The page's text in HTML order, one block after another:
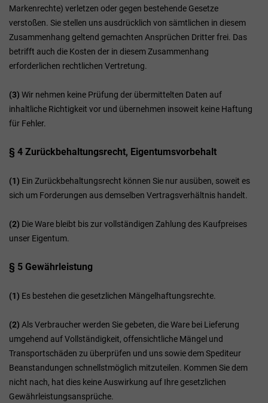
Markenrechte) verletzen oder gegen bestehende Gesetze
verstoßen. Sie stellen uns ausdrücklich von sämtlichen in diesem
Zusammenhang geltend gemachten Ansprüchen Dritter frei. Das
betrifft auch die Kosten der in diesem Zusammenhang
erforderlichen rechtlichen Vertretung.
(3) Wir nehmen keine Prüfung der übermittelten Daten auf
inhaltliche Richtigkeit vor und übernehmen insoweit keine Haftung
für Fehler.
§ 4 Zurückbehaltungsrecht, Eigentumsvorbehalt
(1) Ein Zurückbehaltungsrecht können Sie nur ausüben, soweit es
sich um Forderungen aus demselben Vertragsverhältnis handelt.
(2) Die Ware bleibt bis zur vollständigen Zahlung des Kaufpreises
unser Eigentum.
§ 5 Gewährleistung
(1) Es bestehen die gesetzlichen Mängelhaftungsrechte.
(2) Als Verbraucher werden Sie gebeten, die Ware bei Lieferung
umgehend auf Vollständigkeit, offensichtliche Mängel und
Transportschäden zu überprüfen und uns sowie dem Spediteur
Beanstandungen schnellstmöglich mitzuteilen. Kommen Sie dem
nicht nach, hat dies keine Auswirkung auf Ihre gesetzlichen
Gewährleistungsansprüche.